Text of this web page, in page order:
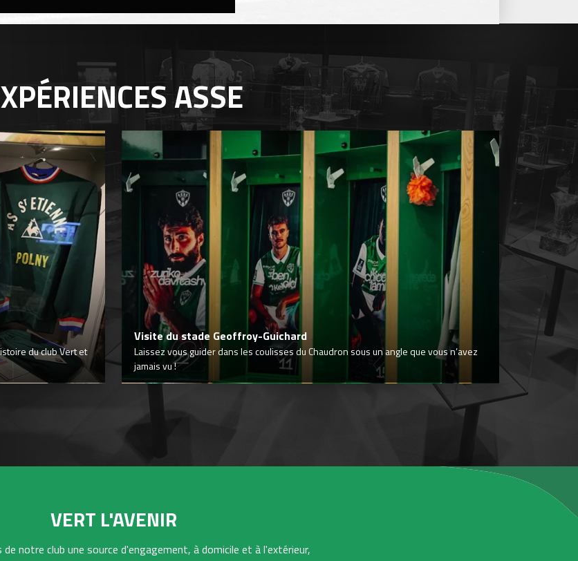
ASSE
du club Vert et
Visite du stade Geoffroy-Guichard
Laissez vous guider dans les coulisses du Chaudron sous un angle que vous n’avez
jamais vu !
VERT L'AVENIR
notre club une source d'engagement, à domicile et à l'extérieur,